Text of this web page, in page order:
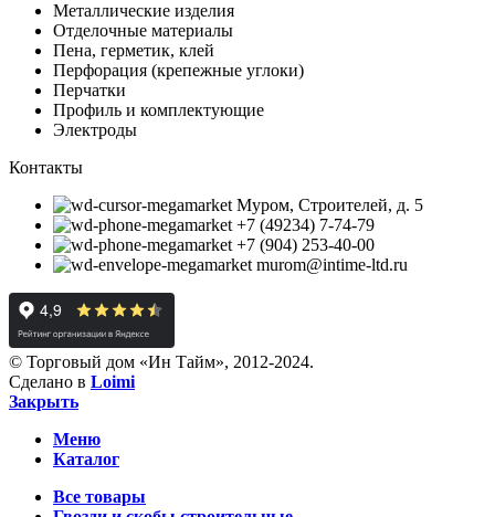
Металлические изделия
Отделочные материалы
Пена, герметик, клей
Перфорация (крепежные углоки)
Перчатки
Профиль и комплектующие
Электроды
Контакты
Муром, Строителей, д. 5
+7 (49234) 7-74-79
+7 (904) 253-40-00
murom@intime-ltd.ru
© Торговый дом «Ин Тайм», 2012-2024.
Сделано в Loimi
Закрыть
Меню
Каталог
Все товары